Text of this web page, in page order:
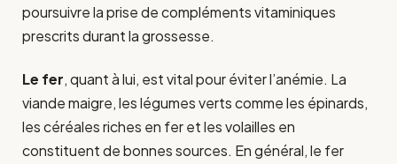
poursuivre la prise de compléments vitaminiques
prescrits durant la grossesse.
Le fer, quant à lui, est vital pour éviter l’anémie. La
viande maigre, les légumes verts comme les épinards,
les céréales riches en fer et les volailles en
constituent de bonnes sources. En général, le fer